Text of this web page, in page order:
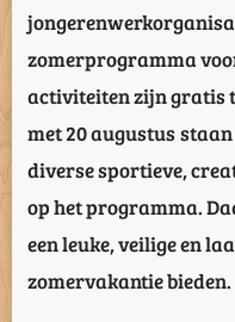
zomerprogramma
activiteiten zijn gratis
met 20 augustus
diverse sportieve,
op het programma.
een leuke, veilige en
zomervakantie bieden.